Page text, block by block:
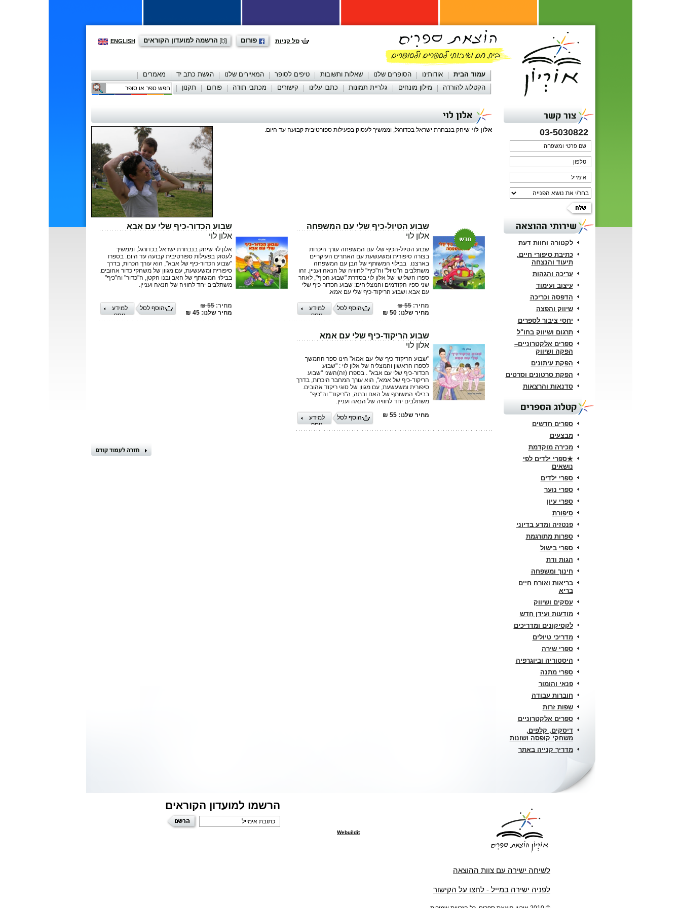
ENGLISH הרשמה למועדון הקוראים פורום סל קניות
עמוד הבית אודותינו הסופרים שלנו שאלות ותשובות טיפים לסופר המאיירים שלנו הגשת כתב יד
מאמרים
הקטלוג להורדה
מילון מונחים גלריית תמונות כתבו עלינו קישורים מכתבי תודה פורום תקנון יצירת קשר
צור קשר
03-5030822
שירותי ההוצאה
לקטורה וחוות דעת
כתיבת סיפורי חיים,
תיעוד והנצחה
עריכה והגהות
עיצוב ועימוד
הדפסה וכריכה
שיווק והפצה
יחסי ציבור לספרים
תרגום ושיווק בחו"ל
ספרים אלקטרוניים–
הפקה ושיווק
הפקת עיתונים
הפקת סרטונים וסרטים
סדנאות והרצאות
קטלוג הספרים
ספרים חדשים
מבצעים
מכירה מוקדמת
★ספרי ילדים לפי
נושאים
ספרי ילדים
ספרי נוער
ספרי עיון
סיפורת
פנטזיה ומדע בדיוני
ספרות מתורגמת
ספרי בישול
הגות ודת
חינוך ומשפחה
בריאות ואורח חיים
בריא
עסקים ושיווק
מודעות ועידן חדש
לקסיקונים ומדריכים
מדריכי טיולים
ספרי שירה
היסטוריה וביוגרפיה
ספרי מתנה
פנאי והומור
חוברות עבודה
שפות זרות
ספרים אלקטרוניים
דיסקים, קלפים,
משחקי קופסה ושונות
מדריך קנייה באתר
אלון לוי
אלון לוי שיחק בנבחרת ישראל בכדורגל, וממשיך לעסוק בפעילות ספורטיבית קבועה עד היום.
שבוע הטיול-כיף שלי עם המשפחה
אלון לוי
שבוע הטיול-הכיף שלי עם המשפחה עורך היכרות
בצורה סיפורית ומשעשעת עם האתרים העיקריים
בארצנו. בבילוי המשותף של הבן עם המשפחה
משתלבים ה"טיול" וה"כיף" לחוויה של הנאה ועניין. זהו
ספרו השלישי של אלון לוי בסדרת "שבוע הכיף", לאחר
שני ספיו הקודמים והמצליחים: שבוע הכדור-כיף שלי
עם אבא ושבוע הריקוד-כיף שלי עם אמא.
מחיר:55 ₪
מחיר שלנו: 50 ₪
למידע
נוסף
הוסף לסל
שבוע הכדור-כיף שלי עם אבא
אלון לוי
אלון לוי שיחק בנבחרת ישראל בכדורגל, וממשיך
לעסוק בפעילות ספורטיבית קבועה עד היום. בספרו
"שבוע הכדור-כיף של אבא", הוא עורך הכרות, בדרך
סיפורית ומשעשעת, עם מגוון של משחקי כדור אהובים.
בבילוי המשותף של האב ובנו הקטן, ה"כדור" וה"כיף"
משתלבים יחד לחוויה של הנאה ועניין.
מחיר:55 ₪
מחיר שלנו: 45 ₪
למידע
נוסף
הוסף לסל
שבוע הריקוד-כיף שלי עם אמא
אלון לוי
"שבוע הריקוד-כיף שלי עם אמא" הינו ספר ההמשך
לספרו הראשון והמצליח של אלון לוי : "שבוע
הכדור-כיף שלי עם אבא" . בספרו (זה)השני "שבוע
הריקוד-כיף של אמא", הוא עורך המחבר היכרות, בדרך
סיפורית ומשעשעת, עם מגוון של סוגי ריקוד אהובים.
בבילוי המשותף של האם ובתה, ה"ריקוד" וה"כיף"
משתלבים יחד לחוויה של הנאה ועניין.
מחיר שלנו: 55 ₪
למידע
נוסף
הוסף לסל
הרשמו למועדון הקוראים
לשיחה ישירה עם צוות ההוצאה
לפניה ישירה במייל - לחצו על הקישור
Webuildit